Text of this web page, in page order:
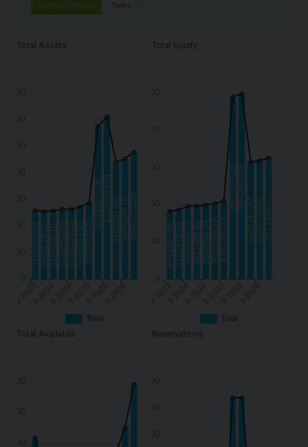
Últimos 12 Meses Todos
Total Assets Total Equity
Total Available Reservations